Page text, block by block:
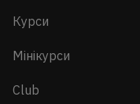
Курси
Мінікурси
Club